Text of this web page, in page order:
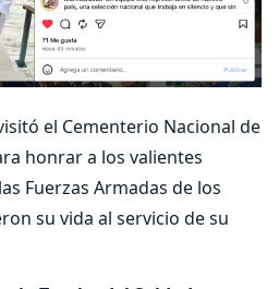
el Cementerio Nacional de
honrar a los valientes
Fuerzas Armadas de los
su vida al servicio de su